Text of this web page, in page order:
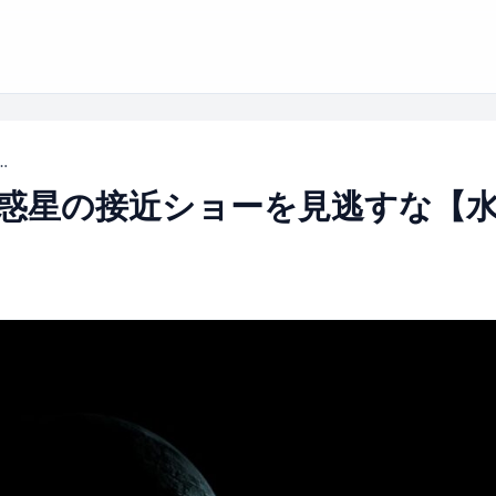
な【水星・木星・金星】
星の接近ショーを見逃すな【